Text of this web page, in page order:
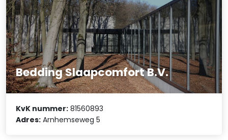
Bedding Slaapcomfort B.V.
KvK nummer: 81560893
Adres: Arnhemseweg 5